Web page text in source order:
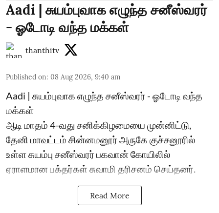
Aadi | சுயம்புவாக எழுந்த சனீஸ்வரர்
- ஓடோடி வந்த மக்கள்
thanthitv
Published on: 08 Aug 2026, 9:40 am
Aadi | சுயம்புவாக எழுந்த சனீஸ்வரர் - ஓடோடி வந்த
மக்கள்
ஆடி மாதம் 4-வது சனிக்கிழமையை முன்னிட்டு,
தேனி மாவட்டம் சின்னமனூர் அருகே குச்சனூரில்
உள்ள சுயம்பு சனீஸ்வரர் பகவான் கோயிலில்
ஏராளமான பக்தர்கள் சுவாமி தரிசனம் செய்தனர்.
Read More